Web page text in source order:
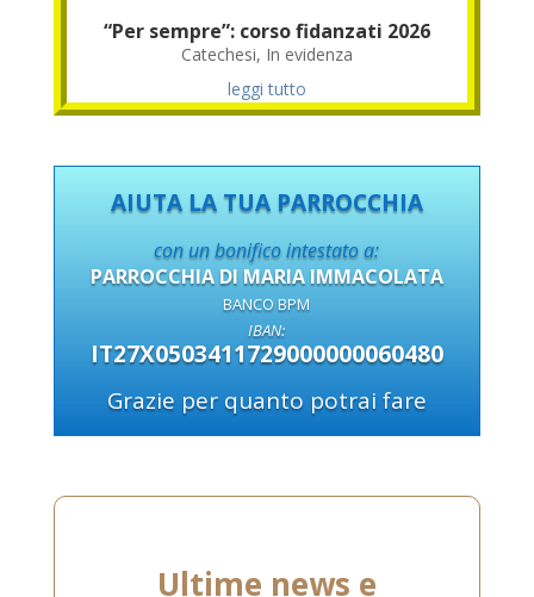
“Per sempre”: corso fidanzati 2026
Catechesi, In evidenza
leggi tutto
AIUTA LA TUA PARROCCHIA
con un bonifico intestato a:
PARROCCHIA DI MARIA IMMACOLATA
BANCO BPM
IBAN:
IT27X0503411729000000060480
Grazie per quanto potrai fare
Ultime news e